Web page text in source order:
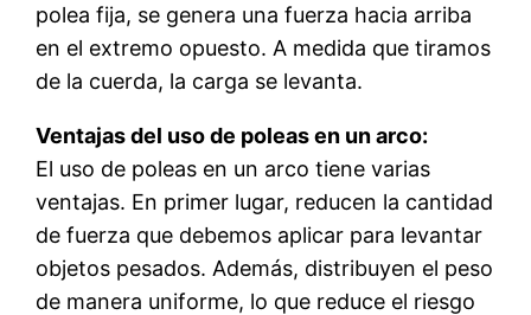
polea fija, se genera una fuerza hacia arriba
en el extremo opuesto. A medida que tiramos
de la cuerda, la carga se levanta.
Ventajas del uso de poleas en un arco:
El uso de poleas en un arco tiene varias
ventajas. En primer lugar, reducen la cantidad
de fuerza que debemos aplicar para levantar
objetos pesados. Además, distribuyen el peso
de manera uniforme, lo que reduce el riesgo